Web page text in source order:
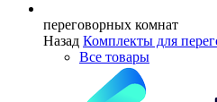
переговорных комнат
Назад Комплекты для
Все товары